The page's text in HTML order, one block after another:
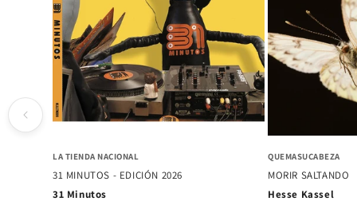
FISURA
VÍA LO OROZCO
Chini.png
PERROS CON TIÑA
BRONCEADO DE
Macha y El